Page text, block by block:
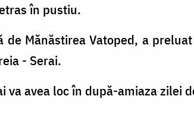
în pustiu.
Mănăstirea Vatoped, a
- Serai.
avea loc în după-amiaza zilei